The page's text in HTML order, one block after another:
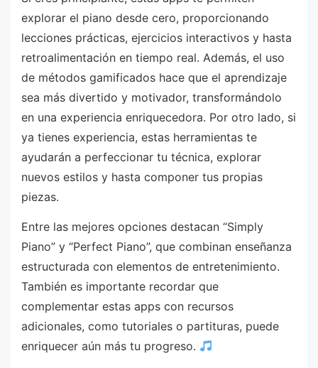
explorar el piano desde cero, proporcionando
lecciones prácticas, ejercicios interactivos y hasta
retroalimentación en tiempo real. Además, el uso
de métodos gamificados hace que el aprendizaje
sea más divertido y motivador, transformándolo
en una experiencia enriquecedora. Por otro lado, si
ya tienes experiencia, estas herramientas te
ayudarán a perfeccionar tu técnica, explorar
nuevos estilos y hasta componer tus propias
piezas.
Entre las mejores opciones destacan “Simply
Piano” y “Perfect Piano”, que combinan enseñanza
estructurada con elementos de entretenimiento.
También es importante recordar que
complementar estas apps con recursos
adicionales, como tutoriales o partituras, puede
enriquecer aún más tu progreso.